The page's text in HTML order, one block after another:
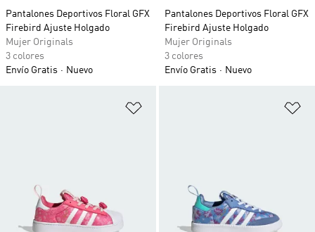
Pantalones Deportivos Floral GFX
Firebird Ajuste Holgado
Mujer Originals
3 colores
Envío Gratis
Nuevo
Pantalones Deportivos Floral GFX
Firebird Ajuste Holgado
Mujer Originals
3 colores
Envío Gratis
Nuevo